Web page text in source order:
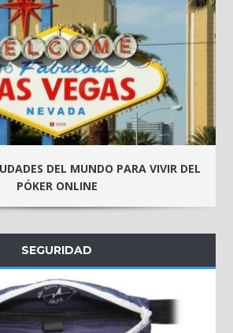
DEL MUNDO PARA VIVIR DEL
PÓKER ONLINE
SEGURIDAD